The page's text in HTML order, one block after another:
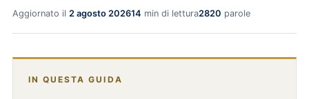
Aggiornato il 2 agosto 202614 min di lettura2820 parole
IN QUESTA GUIDA